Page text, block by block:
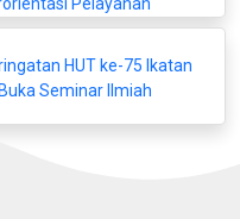
HUT ke-75 Ikatan
Seminar Ilmiah